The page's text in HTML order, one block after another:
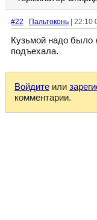
#22 Пальтоконь | 22:10
Кузьмой надо было
подъехала.
Войдите или
комментарии.